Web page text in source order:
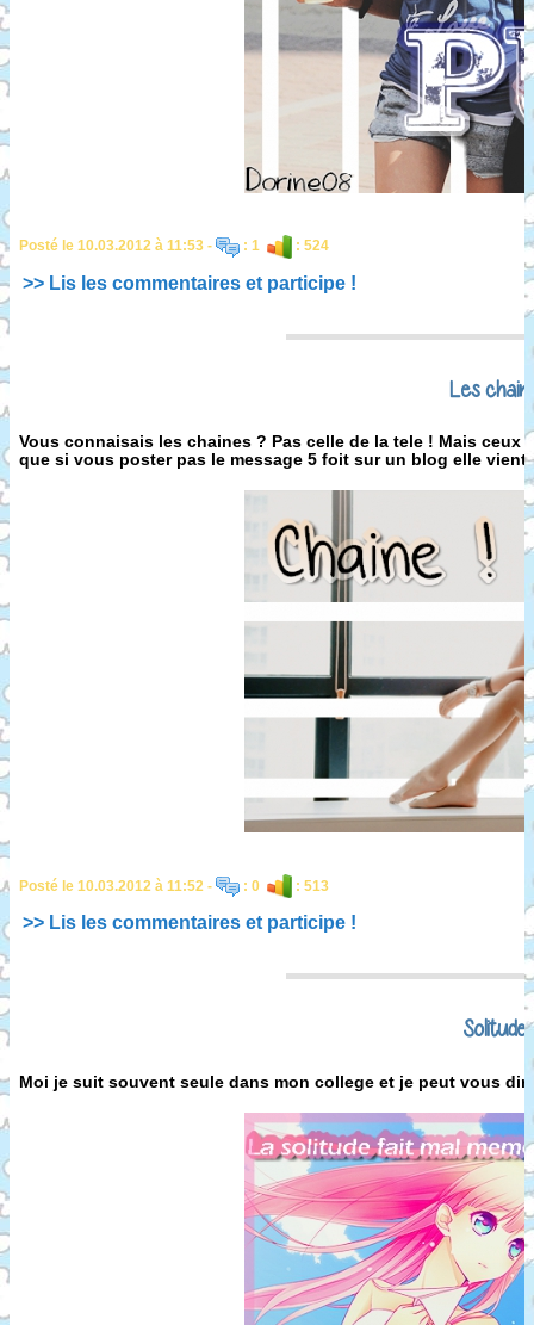
Posté le 10.03.2012 à 11:53 - : 1 : 524
>> Lis les commentaires et participe !
Les
Vous connaisais les chaines ? Pas celle de la tele ! Mais
que si vous poster pas le message 5 foit sur un blog elle vient
Posté le 10.03.2012 à 11:52 - : 0 : 513
>> Lis les commentaires et participe !
Solitude
Moi je suit souvent seule dans mon college et je peut vous